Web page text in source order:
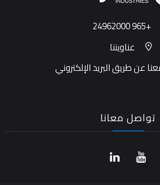
+965 24962000
عناويننا
عن طريق البريد الإلكتروني
تواصل معانا